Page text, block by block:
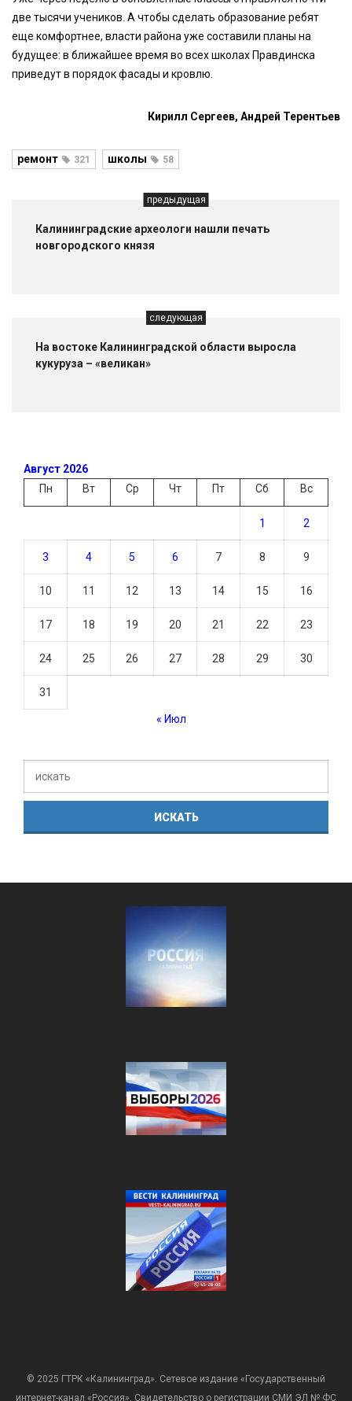
две тысячи учеников. А чтобы сделать образование ребят
еще комфортнее, власти района уже составили планы на
будущее: в ближайшее время во всех школах Правдинска
приведут в порядок фасады и кровлю.
Кирилл Сергеев, Андрей Терентьев
ремонт 321 школы 58
предыдущая
Калининградские археологи нашли печать
новгородского князя
следующая
На востоке Калининградской области выросла
кукуруза – «великан»
Август 2026
Пн
Вт Ср Чт Пт Сб Вс
1 2
3 4 5 6 7 8 9
10 11 12 13 14 15 16
17 18 19 20 21 22 23
24 25 26 27 28 29 30
31
« Июл
© 2025 ГТРК «Калининград». Сетевое издание «Государственный
интернет-канал «Россия». Свидетельство о регистрации СМИ ЭЛ № ФС